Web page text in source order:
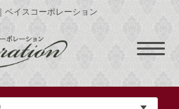
ベイスコーポレーション